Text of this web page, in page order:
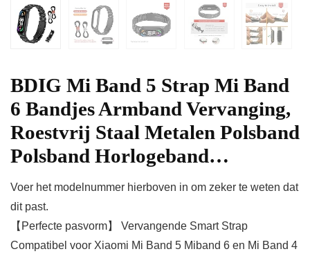
BDIG Mi Band 5 Strap Mi Band
6 Bandjes Armband Vervanging,
Roestvrij Staal Metalen Polsband
Polsband Horlogeband…
Voer het modelnummer hierboven in om zeker te weten dat
dit past.
【Perfecte pasvorm】 Vervangende Smart Strap
Compatibel voor Xiaomi Mi Band 5 Miband 6 en Mi Band 4